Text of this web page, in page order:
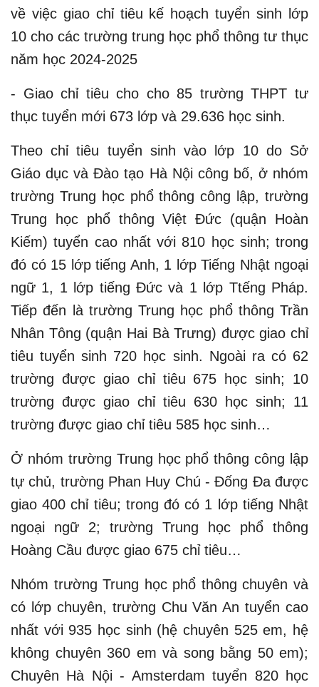
về việc giao chỉ tiêu kế hoạch tuyển sinh lớp
10 cho các trường trung học phổ thông tư thục
năm học 2024-2025
- Giao chỉ tiêu cho cho 85 trường THPT tư
thục tuyển mới 673 lớp và 29.636 học sinh.
Theo chỉ tiêu tuyển sinh vào lớp 10 do Sở
Giáo dục và Đào tạo Hà Nội công bố, ở nhóm
trường Trung học phổ thông công lập, trường
Trung học phổ thông Việt Đức (quận Hoàn
Kiếm) tuyển cao nhất với 810 học sinh; trong
đó có 15 lớp tiếng Anh, 1 lớp Tiếng Nhật ngoại
ngữ 1, 1 lớp tiếng Đức và 1 lớp Ttếng Pháp.
Tiếp đến là trường Trung học phổ thông Trần
Nhân Tông (quận Hai Bà Trưng) được giao chỉ
tiêu tuyển sinh 720 học sinh. Ngoài ra có 62
trường được giao chỉ tiêu 675 học sinh; 10
trường được giao chỉ tiêu 630 học sinh; 11
trường được giao chỉ tiêu 585 học sinh…
Ở nhóm trường Trung học phổ thông công lập
tự chủ, trường Phan Huy Chú - Đống Đa được
giao 400 chỉ tiêu; trong đó có 1 lớp tiếng Nhật
ngoại ngữ 2; trường Trung học phổ thông
Hoàng Cầu được giao 675 chỉ tiêu…
Nhóm trường Trung học phổ thông chuyên và
có lớp chuyên, trường Chu Văn An tuyển cao
nhất với 935 học sinh (hệ chuyên 525 em, hệ
không chuyên 360 em và song bằng 50 em);
Chuyên Hà Nội - Amsterdam tuyển 820 học